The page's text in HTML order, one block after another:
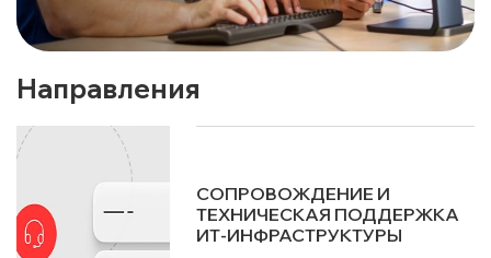
Направления
СОПРОВОЖДЕНИЕ И
ТЕХНИЧЕСКАЯ ПОДДЕРЖКА
ИТ-ИНФРАСТРУКТУРЫ